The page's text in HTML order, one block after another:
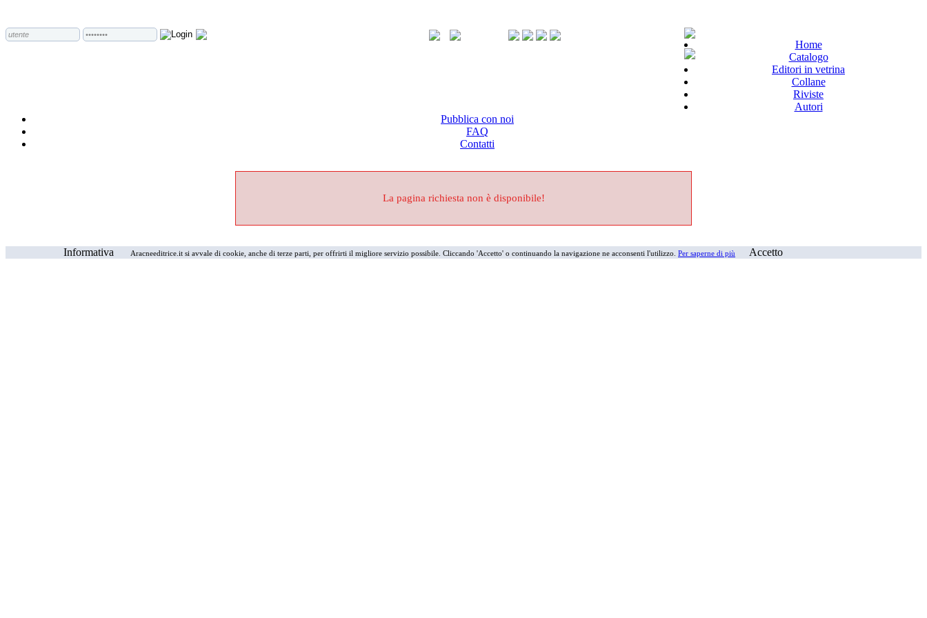
Home
Catalogo
Editori in vetrina
Collane
Riviste
Autori
Pubblica con noi
FAQ
Contatti
La pagina richiesta non è disponibile!
Informativa Aracneeditrice.it si avvale di cookie, anche di terze parti, per offrirti il migliore servizio possibile. Cliccando 'Accetto' o continuando la navigazione ne acconsenti l'utilizzo. Per saperne di più Accetto